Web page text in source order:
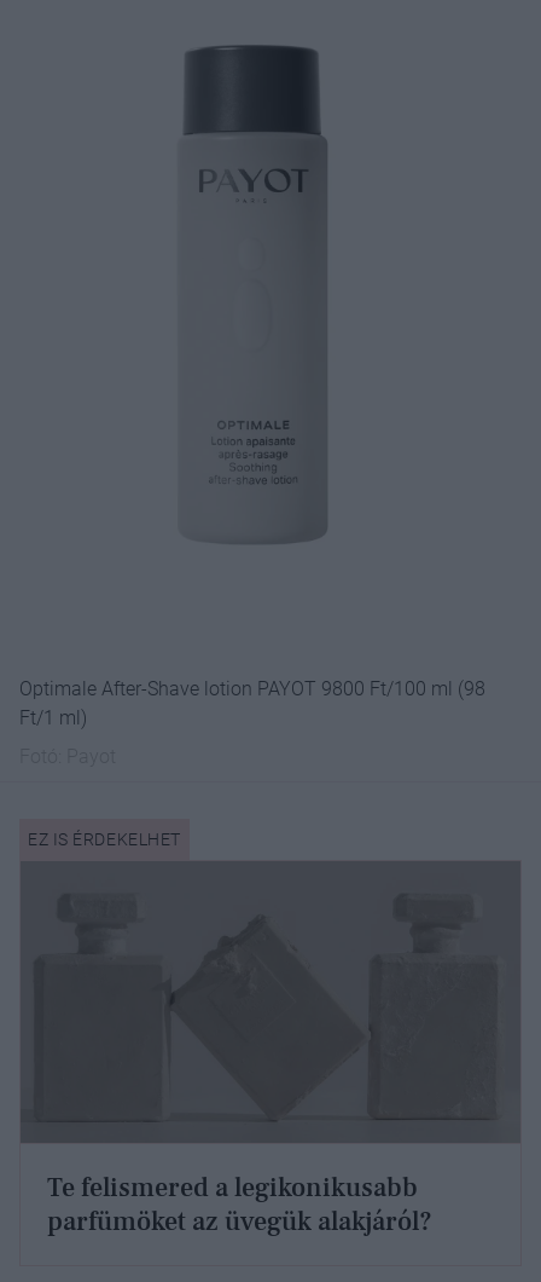
Optimale After-Shave lotion PAYOT 9800 Ft/100 ml (98
Ft/1 ml)
Te felismered a legikonikusabb
parfümöket az üvegük alakjáról?